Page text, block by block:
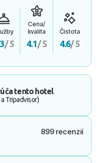
/ 5
Cena/
kvalita
4.1/ 5
Čistota
4.6/ 5
tento hotel
Tripadvisor)
899 recenzií